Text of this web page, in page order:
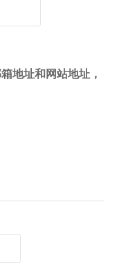
地址和网站地址，